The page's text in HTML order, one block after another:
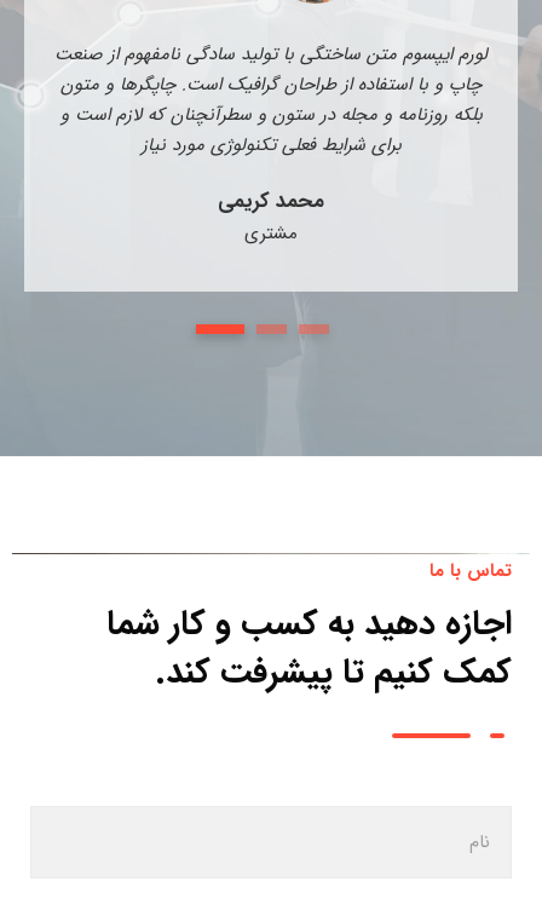
لورم ایپسوم متن ساختگی با تولید سادگی نامفهوم از صنعت
چاپ و با استفاده از طراحان گرافیک است. چاپگرها و متون
بلکه روزنامه و مجله در ستون و سطرآنچنان که لازم است و
برای شرایط فعلی تکنولوژی مورد نیاز
محمد کریمی
مشتری
1 2 3
تماس با ما
اجازه دهید به کسب و کار شما
کمک کنیم تا پیشرفت کند.